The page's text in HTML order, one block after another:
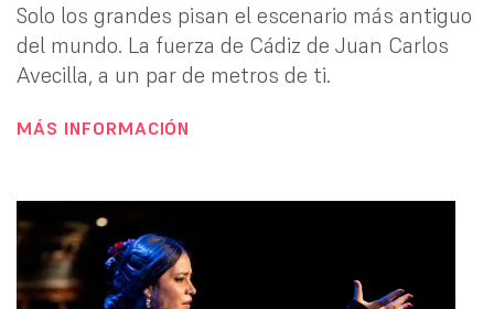
Solo los grandes pisan el escenario más antiguo
del mundo. La fuerza de Cádiz de Juan Carlos
Avecilla, a un par de metros de ti.
MÁS INFORMACIÓN